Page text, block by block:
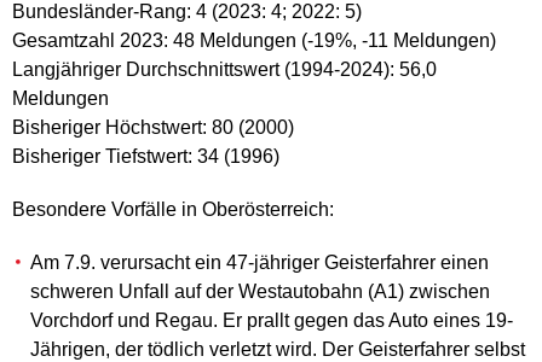
Bundesländer-Rang: 4 (2023: 4; 2022: 5)
Gesamtzahl 2023: 48 Meldungen (-19%, -11 Meldungen)
Langjähriger Durchschnittswert (1994-2024): 56,0
Meldungen
Bisheriger Höchstwert: 80 (2000)
Bisheriger Tiefstwert: 34 (1996)
Besondere Vorfälle in Oberösterreich:
Am 7.9. verursacht ein 47-jähriger Geisterfahrer einen
schweren Unfall auf der Westautobahn (A1) zwischen
Vorchdorf und Regau. Er prallt gegen das Auto eines 19-
Jährigen, der tödlich verletzt wird. Der Geisterfahrer selbst